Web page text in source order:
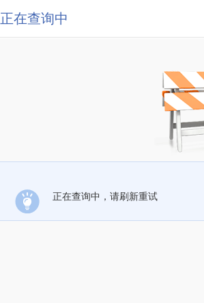
正在查询中
正在查询中，请刷新重试